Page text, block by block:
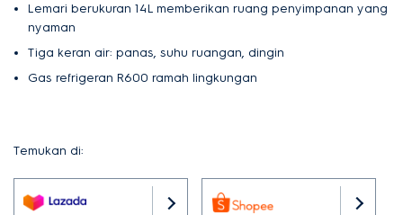
Lemari berukuran 14L memberikan ruang penyimpanan yang
nyaman
Tiga keran air: panas, suhu ruangan, dingin
Gas refrigeran R600 ramah lingkungan
Temukan di: